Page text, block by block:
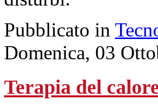
Pubblicato in
Domenica, 03
Terapia del